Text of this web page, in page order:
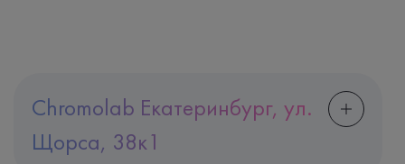
Chromolab Екатеринбург, ул.
Щорса, 38к1